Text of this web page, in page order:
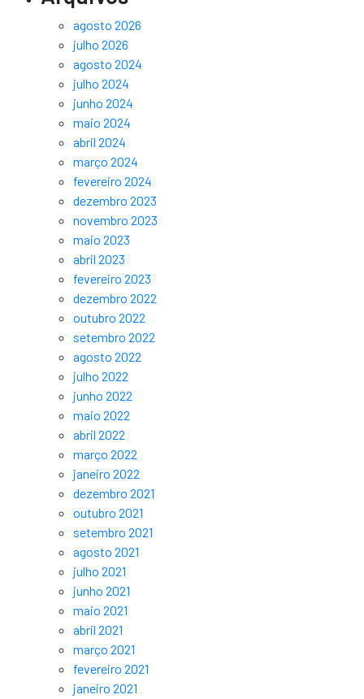
agosto 2026
julho 2026
agosto 2024
julho 2024
junho 2024
maio 2024
abril 2024
março 2024
fevereiro 2024
dezembro 2023
novembro 2023
maio 2023
abril 2023
fevereiro 2023
dezembro 2022
outubro 2022
setembro 2022
agosto 2022
julho 2022
junho 2022
maio 2022
abril 2022
março 2022
janeiro 2022
dezembro 2021
outubro 2021
setembro 2021
agosto 2021
julho 2021
junho 2021
maio 2021
abril 2021
março 2021
fevereiro 2021
janeiro 2021